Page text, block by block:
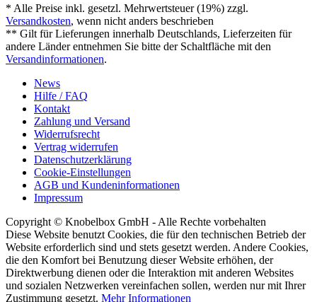
* Alle Preise inkl. gesetzl. Mehrwertsteuer (19%) zzgl.
Versandkosten, wenn nicht anders beschrieben
** Gilt für Lieferungen innerhalb Deutschlands, Lieferzeiten für
andere Länder entnehmen Sie bitte der Schaltfläche mit den
Versandinformationen.
News
Hilfe / FAQ
Kontakt
Zahlung und Versand
Widerrufsrecht
Vertrag widerrufen
Datenschutzerklärung
Cookie-Einstellungen
AGB und Kundeninformationen
Impressum
Copyright © Knobelbox GmbH - Alle Rechte vorbehalten
Diese Website benutzt Cookies, die für den technischen Betrieb der
Website erforderlich sind und stets gesetzt werden. Andere Cookies,
die den Komfort bei Benutzung dieser Website erhöhen, der
Direktwerbung dienen oder die Interaktion mit anderen Websites
und sozialen Netzwerken vereinfachen sollen, werden nur mit Ihrer
Zustimmung gesetzt. Mehr Informationen